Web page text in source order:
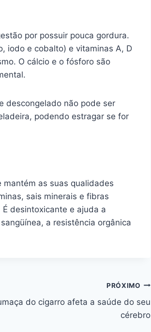
por possuir pouca gordura.
iodo e cobalto) e vitaminas A, D
O cálcio e o fósforo são
descongelado não pode ser
podendo estragar se for
as suas qualidades
sais minerais e fibras
desintoxicante e ajuda a
a resistência orgânica
PRÓXIMO
do cigarro afeta a saúde do seu
cérebro